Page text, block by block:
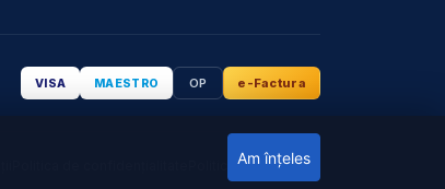
VISA MAESTRO OP e-Factura
Politica cookieGDPR
Am înțeles